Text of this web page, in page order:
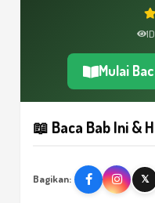
1
Mulai
📖 Baca Bab Ini &
Bagikan: 𝕏